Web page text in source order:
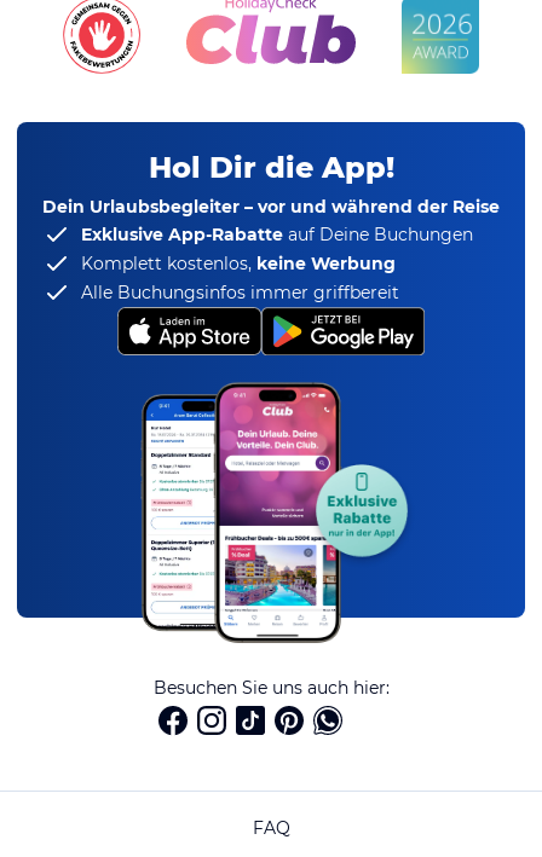
Hol Dir die App!
Dein Urlaubsbegleiter – vor und während der Reise
Exklusive App-Rabatte auf Deine Buchungen
Komplett kostenlos, keine Werbung
Alle Buchungsinfos immer griffbereit
Besuchen Sie uns auch hier:
FAQ